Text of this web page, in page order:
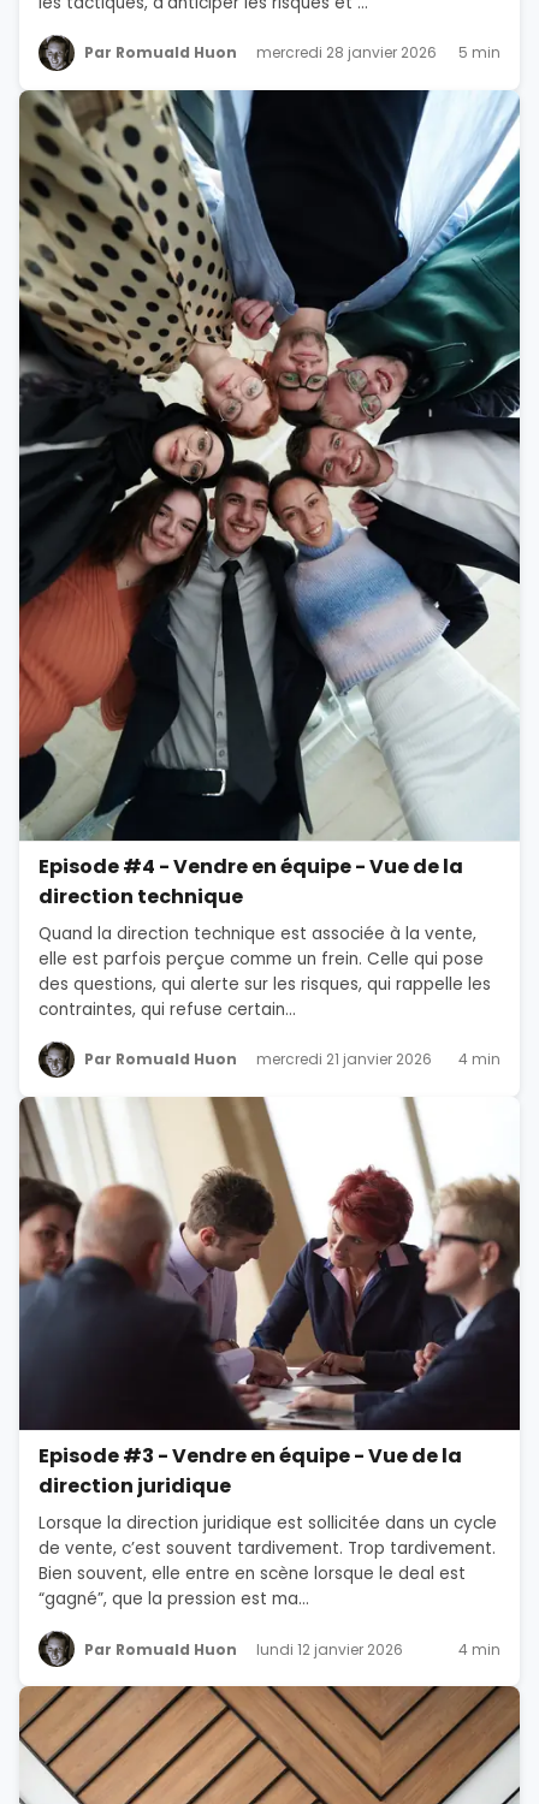
Par Romuald Huon mercredi 28 janvier 2026 5 min
Episode #4 - Vendre en équipe - Vue de la
direction technique
Quand la direction technique est associée à la vente,
elle est parfois perçue comme un frein. Celle qui pose
des questions, qui alerte sur les risques, qui rappelle les
contraintes, qui refuse certain...
Par Romuald Huon mercredi 21 janvier 2026 4 min
Episode #3 - Vendre en équipe - Vue de la
direction juridique
Lorsque la direction juridique est sollicitée dans un cycle
de vente, c’est souvent tardivement. Trop tardivement.
Bien souvent, elle entre en scène lorsque le deal est
“gagné”, que la pression est ma...
Par Romuald Huon lundi 12 janvier 2026 4 min